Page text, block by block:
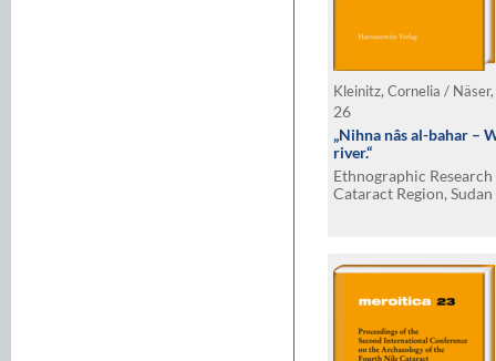
Kleinitz, Cornelia /
26
„Nihna nâs al-bahar –
river.“
Ethnographic
Cataract Region, Sudan